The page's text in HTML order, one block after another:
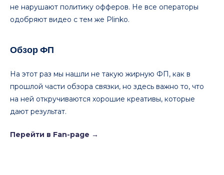
не нарушают политику офферов. Не все операторы
одобряют видео с тем же Plinko.
Обзор ФП
На этот раз мы нашли не такую жирную ФП, как в
прошлой части обзора связки, но здесь важно то, что
на ней откручиваются хорошие креативы, которые
дают результат.
Перейти в Fan-page →